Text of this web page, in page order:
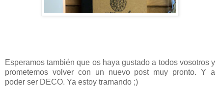
Esperamos también que os haya gustado a todos vosotros y
prometemos volver con un nuevo post muy pronto. Y a
poder ser DECO. Ya estoy tramando ;)